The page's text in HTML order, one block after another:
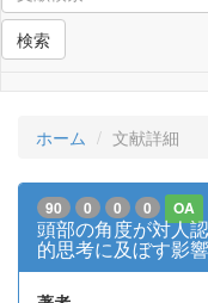
検索
ホーム 文献詳細
90 0 0 0 OA
頭部の角度が対人
的思考に及ぼす影